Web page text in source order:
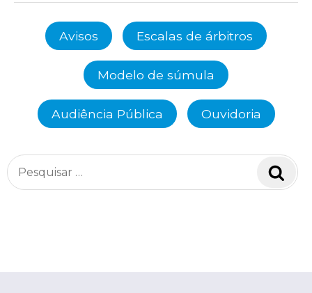
Avisos Escalas de árbitros
Modelo de súmula
Audiência Pública Ouvidoria
Pesquisar
por: